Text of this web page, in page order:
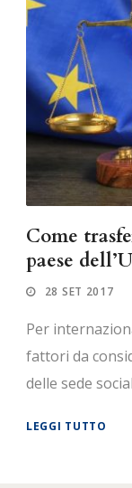
Come
paese
28 SET 2017
Per
fattori da
delle sede
LEGGI TUTTO